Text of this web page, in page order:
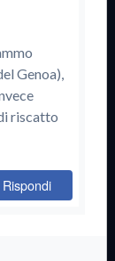
Genoa),
riscatto
Rispondi